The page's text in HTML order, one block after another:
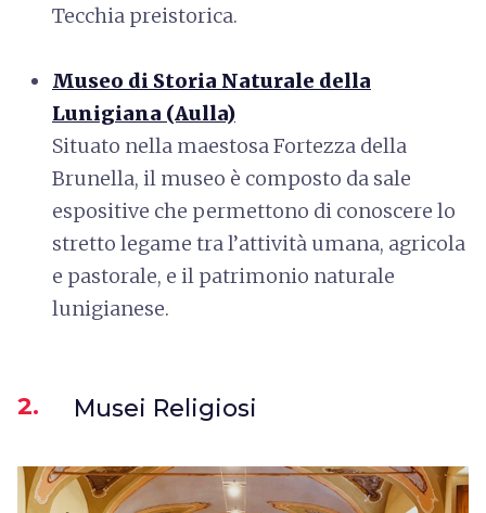
Tecchia preistorica.
Museo di Storia Naturale della
Lunigiana (Aulla)
Situato nella maestosa Fortezza della
Brunella, il museo è composto da sale
espositive che permettono di conoscere lo
stretto legame tra l’attività umana, agricola
e pastorale, e il patrimonio naturale
lunigianese.
2. Musei Religiosi